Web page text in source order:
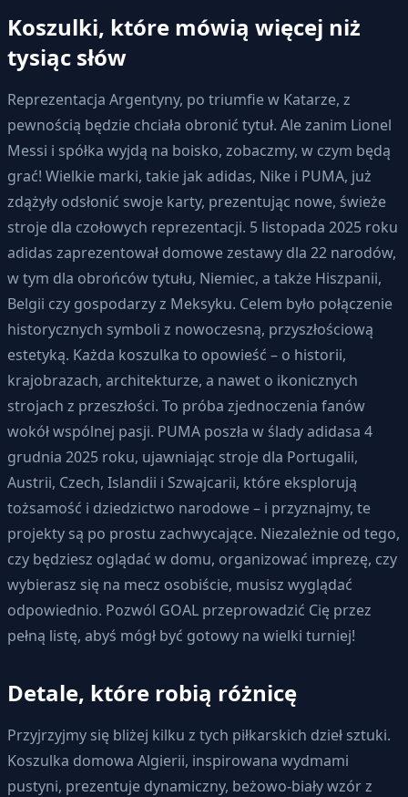
Koszulki, które mówią więcej niż
tysiąc słów
Reprezentacja Argentyny, po triumfie w Katarze, z
pewnością będzie chciała obronić tytuł. Ale zanim Lionel
Messi i spółka wyjdą na boisko, zobaczmy, w czym będą
grać! Wielkie marki, takie jak adidas, Nike i PUMA, już
zdążyły odsłonić swoje karty, prezentując nowe, świeże
stroje dla czołowych reprezentacji. 5 listopada 2025 roku
adidas zaprezentował domowe zestawy dla 22 narodów,
w tym dla obrońców tytułu, Niemiec, a także Hiszpanii,
Belgii czy gospodarzy z Meksyku. Celem było połączenie
historycznych symboli z nowoczesną, przyszłościową
estetyką. Każda koszulka to opowieść – o historii,
krajobrazach, architekturze, a nawet o ikonicznych
strojach z przeszłości. To próba zjednoczenia fanów
wokół wspólnej pasji. PUMA poszła w ślady adidasa 4
grudnia 2025 roku, ujawniając stroje dla Portugalii,
Austrii, Czech, Islandii i Szwajcarii, które eksplorują
tożsamość i dziedzictwo narodowe – i przyznajmy, te
projekty są po prostu zachwycające. Niezależnie od tego,
czy będziesz oglądać w domu, organizować imprezę, czy
wybierasz się na mecz osobiście, musisz wyglądać
odpowiednio. Pozwól GOAL przeprowadzić Cię przez
pełną listę, abyś mógł być gotowy na wielki turniej!
Detale, które robią różnicę
Przyjrzyjmy się bliżej kilku z tych piłkarskich dzieł sztuki.
Koszulka domowa Algierii, inspirowana wydmami
pustyni, prezentuje dynamiczny, beżowo-biały wzór z